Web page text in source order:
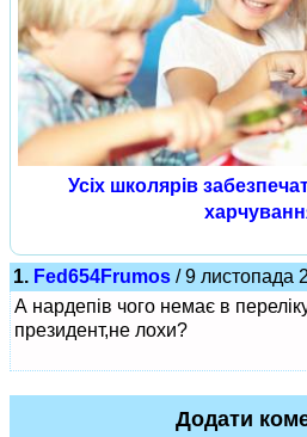
Усіх школярів
1. Fed654Frumos / 9 листопада
А нардепів чого немає в
президент,не лохи?
Додати